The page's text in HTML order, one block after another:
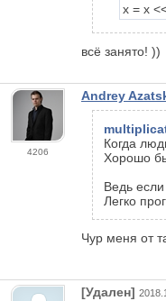
x = x
всё занято! ))
4206
Andrey
Когда
Хорошо
Ведь если
Легко
Чур меня от
[Удален]